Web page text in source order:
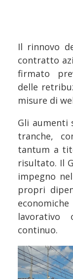
Il rinnovo
contratto
firmato
delle
misure di
Gli aumenti
tranche,
tantum a
risultato. Il
impegno
propri
lavorativo
continuo.